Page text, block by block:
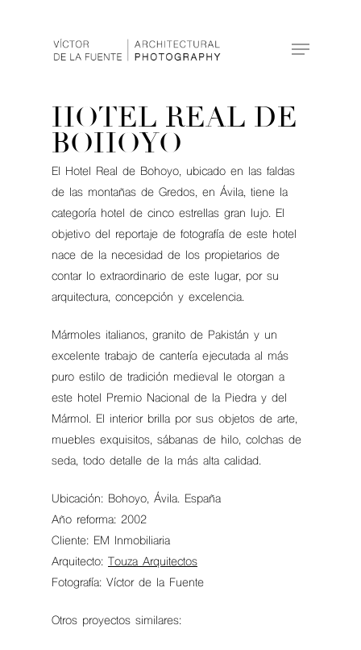
HOTEL REAL DE
BOHOYO
El Hotel Real de Bohoyo, ubicado en las faldas
de las montañas de Gredos, en Ávila, tiene la
categoría hotel de cinco estrellas gran lujo. El
objetivo del reportaje de fotografía de este hotel
nace de la necesidad de los propietarios de
contar lo extraordinario de este lugar, por su
arquitectura, concepción y excelencia.
Mármoles italianos, granito de Pakistán y un
excelente trabajo de cantería ejecutada al más
puro estilo de tradición medieval le otorgan a
este hotel Premio Nacional de la Piedra y del
Mármol. El interior brilla por sus objetos de arte,
muebles exquisitos, sábanas de hilo, colchas de
seda, todo detalle de la más alta calidad.
Ubicación: Bohoyo, Ávila. España
Año reforma: 2002
Cliente: EM Inmobiliaria
Arquitecto: Touza Arquitectos
Fotografía: Víctor de la Fuente
Otros proyectos similares: